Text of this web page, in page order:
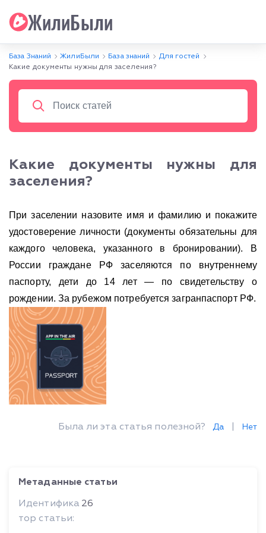
ЖилиБыли
База Знаний ЖилиБыли База знаний
Для гостей
Какие документы нужны для заселения?
Какие документы нужны для
заселения?
При заселении назовите имя и фамилию и покажите
удостоверение личности (документы обязательны для
каждого человека, указанного в бронировании). В
России граждане РФ заселяются по внутреннему
паспорту, дети до 14 лет — по свидетельству о
рождении. За рубежом потребуется загранпаспорт РФ.
Была ли эта статья полезной? Да Нет
Метаданные статьи
Идентифика
тор статьи:
26